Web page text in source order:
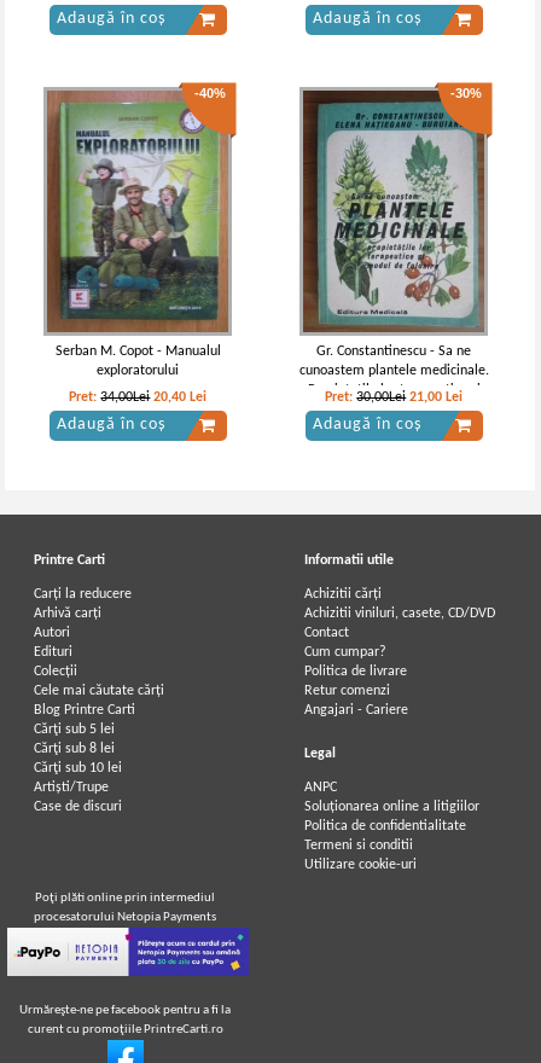
Adaugă în coș Adaugă în coș
-40%
Serban M. Copot - Manualul
exploratorului
Pret:34,00Lei 20,40 Lei
Adaugă în coș
-30%
Gr. Constantinescu - Sa ne
cunoastem plantele medicinale.
Propietatile lor terapeutice si
modul de folosire
Pret:30,00Lei 21,00 Lei
Adaugă în coș
Printre Carti
Carți la reducere
Arhivă carți
Autori
Edituri
Colecții
Cele mai căutate cărți
Blog Printre Carti
Cărţi sub 5 lei
Cărţi sub 8 lei
Cărţi sub 10 lei
Artiști/Trupe
Case de discuri
Informatii utile
Achizitii cărți
Achizitii viniluri, casete, CD/DVD
Contact
Cum cumpar?
Politica de livrare
Retur comenzi
Angajari - Cariere
Legal
ANPC
Soluționarea online a litigiilor
Politica de confidentialitate
Termeni si conditii
Utilizare cookie-uri
Poţi plăti online prin intermediul
procesatorului Netopia Payments
Urmăreşte-ne pe facebook pentru a fi la
curent cu promoţiile PrintreCarti.ro